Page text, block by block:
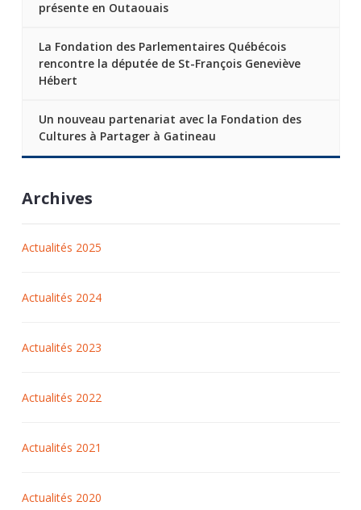
présente en Outaouais
La Fondation des Parlementaires Québécois
rencontre la députée de St-François Geneviève
Hébert
Un nouveau partenariat avec la Fondation des
Cultures à Partager à Gatineau
Archives
Actualités 2025
Actualités 2024
Actualités 2023
Actualités 2022
Actualités 2021
Actualités 2020